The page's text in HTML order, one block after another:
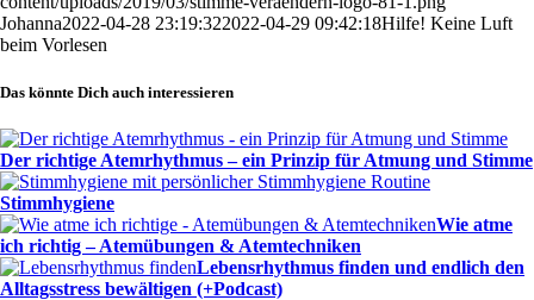
Johanna2022-04-28 23:19:322022-04-29 09:42:18Hilfe! Keine Luft
beim Vorlesen
Das könnte Dich auch interessieren
Der richtige Atemrhythmus – ein Prinzip für Atmung und Stimme
Stimmhygiene
Wie atme
ich richtig – Atemübungen & Atemtechniken
Lebensrhythmus finden und endlich den
Alltagsstress bewältigen (+Podcast)